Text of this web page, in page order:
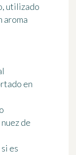
utilizado
aroma
en
de
es